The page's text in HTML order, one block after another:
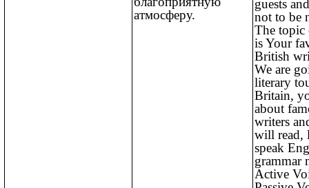
атмосферу.
guests
not to be
The topic
is Your
British
We are
literary
Britain,
about
writers
will read,
speak
grammar
Active